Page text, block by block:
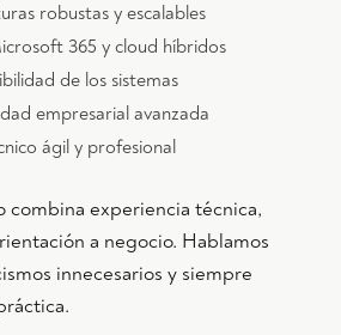
robustas y escalables
365 y cloud híbridos
de los sistemas
empresarial avanzada
ágil y profesional
combina experiencia técnica,
a negocio. Hablamos
innecesarios y siempre